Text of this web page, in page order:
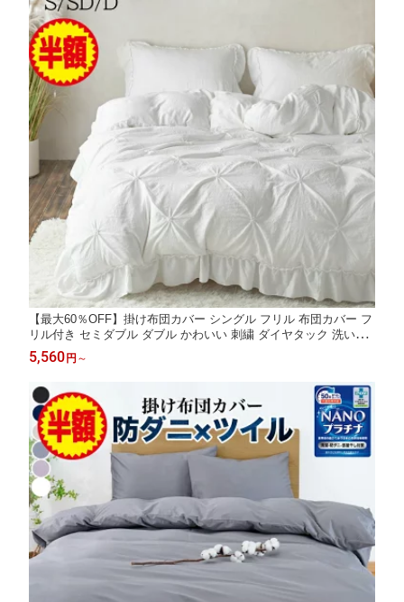
【最大60％OFF】掛け布団カバー シングル フリル 布団カバー フ
リル付き セミダブル ダブル かわいい 刺繍 ダイヤタック 洗いざ
らし ピーチスキン加工 おしゃれ 北欧 抗菌 無地 ふとんカバー 掛
けカバー 掛けふとんカバー 掛カバー 掛布団カバー 姫系
5,560円 ～